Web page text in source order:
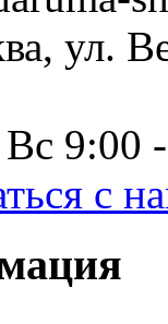
ул.
9:00
с